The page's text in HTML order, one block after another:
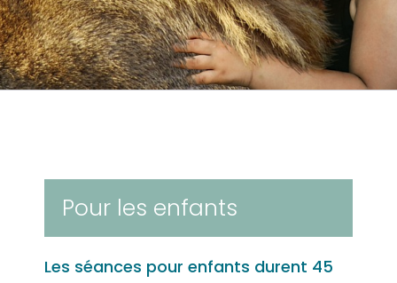
Pour les enfants
Les séances pour enfants durent 45